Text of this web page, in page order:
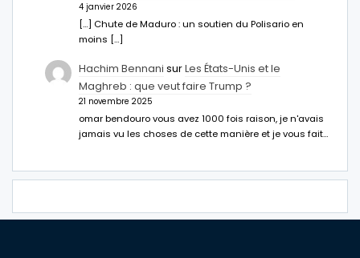
4 janvier 2026
[…] Chute de Maduro : un soutien du Polisario en
moins […]
Hachim Bennani surLes États-Unis et le
Maghreb : que veut faire Trump ?
21 novembre 2025
omar bendouro vous avez 1000 fois raison, je n'avais
jamais vu les choses de cette manière et je vous fait…